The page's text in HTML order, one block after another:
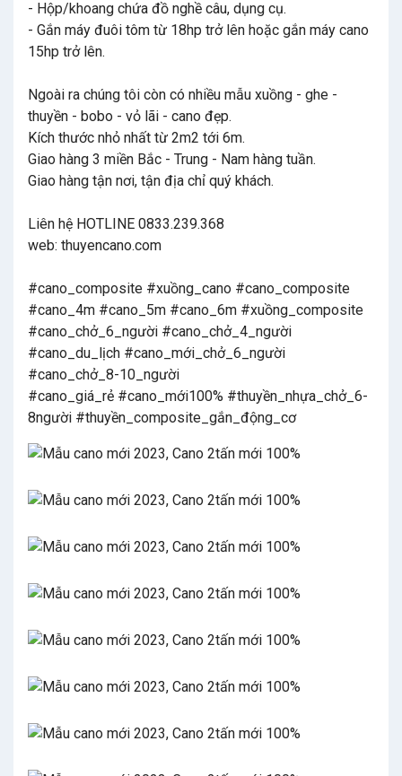
- Hộp/khoang chứa đồ nghề câu, dụng cụ.
- Gắn máy đuôi tôm từ 18hp trở lên hoặc gắn máy cano
15hp trở lên.
Ngoài ra chúng tôi còn có nhiều mẫu xuồng - ghe -
thuyền - bobo - vỏ lãi - cano đẹp.
Kích thước nhỏ nhất từ 2m2 tới 6m.
Giao hàng 3 miền Bắc - Trung - Nam hàng tuần.
Giao hàng tận nơi, tận địa chỉ quý khách.
Liên hệ HOTLINE 0833.239.368
web: thuyencano.com
#cano_composite #xuồng_cano #cano_composite
#cano_4m #cano_5m #cano_6m #xuồng_composite
#cano_chở_6_người #cano_chở_4_người
#cano_du_lịch #cano_mới_chở_6_người
#cano_chở_8-10_người
#cano_giá_rẻ #cano_mới100% #thuyền_nhựa_chở_6-
8người #thuyền_composite_gắn_động_cơ